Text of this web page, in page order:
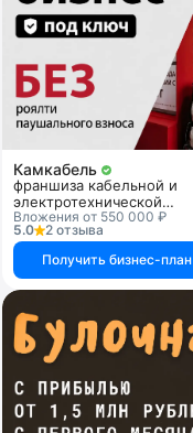
Камкабель
франшиза кабельной и
электротехнической
продукции
Вложения от 550 000 ₽
5.0
2 отзыва
Получить бизнес-план